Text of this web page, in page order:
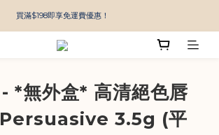
買滿$198即享免運費優惠！
*無外盒* 高清絕色唇
3.5g (平